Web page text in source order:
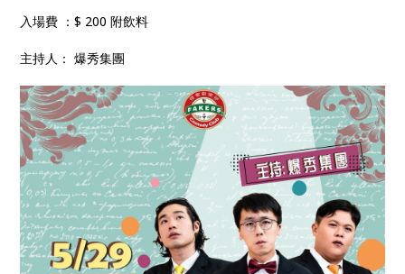
入場費 ：$ 200 附飲料
主持人： 爆秀集團